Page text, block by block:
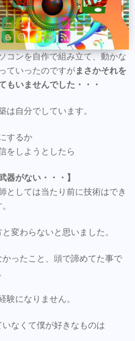
コンを自作で組み立て、動かな
ていったのですがまさかそれを
もいませんでした・・・
は自分でしています。
するか
をしようとしたら
器がない・・・】
としては当たり前に技術はでき
変わらないと思いました。
ったこと、頭で諦めてた事で
験になりません。
なくて僕が好きなものは